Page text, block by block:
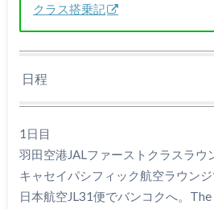
クラス搭乗記
日程
1日目
羽田空港JALファーストクラスラウ
キャセイパシフィック航空ラウン
日本航空JL31便でバンコクへ。